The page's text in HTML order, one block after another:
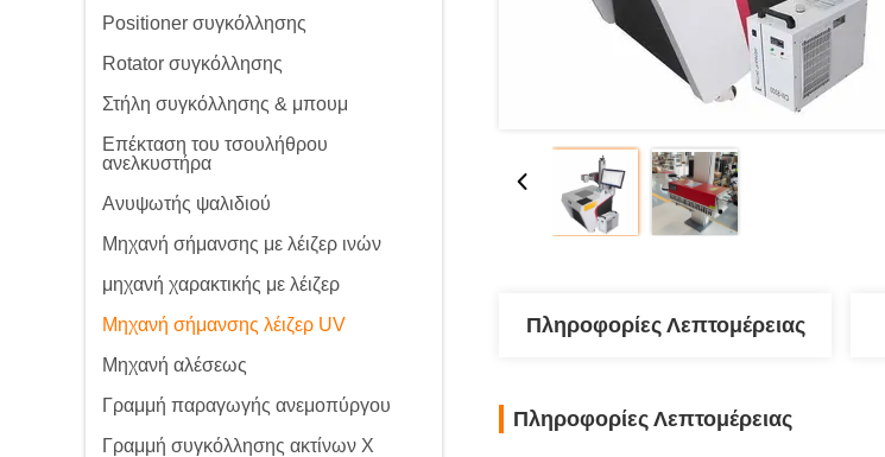
Positioner συγκόλλησης
Rotator συγκόλλησης
Στήλη συγκόλλησης & μπουμ
Επέκταση του τσουλήθρου
ανελκυστήρα
Ανυψωτής ψαλιδιού
Μηχανή σήμανσης με λέιζερ ινών
μηχανή χαρακτικής με λέιζερ
Μηχανή σήμανσης λέιζερ UV
Μηχανή αλέσεως
Γραμμή παραγωγής ανεμοπύργου
Γραμμή συγκόλλησης ακτίνων Χ
Πληροφορίες Λεπτομέρειας
Πληροφορίες Λεπτομέρειας